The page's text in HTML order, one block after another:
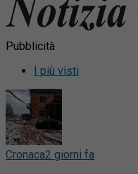
Pubblicità
I più visti
Cronaca2 giorni fa